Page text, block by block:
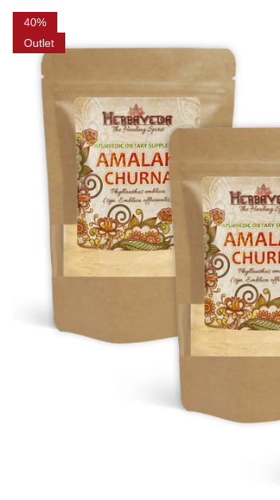
40
Outlet
Produktbilder Amalaki Churna EKO 250g x 3 paket